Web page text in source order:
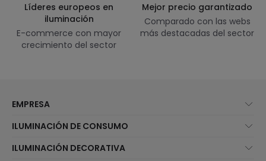
Líderes europeos en
iluminación
E-commerce con mayor
crecimiento del sector
Mejor precio garantizado
Comparado con las webs
más destacadas del sector
EMPRESA
Atención al cliente
Métodos de envío
ILUMINACIÓN DE CONSUMO
Marcas
ILUMINACIÓN DECORATIVA